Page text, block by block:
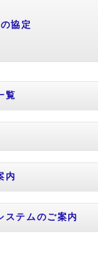
協定
覧
内
ステムのご案内